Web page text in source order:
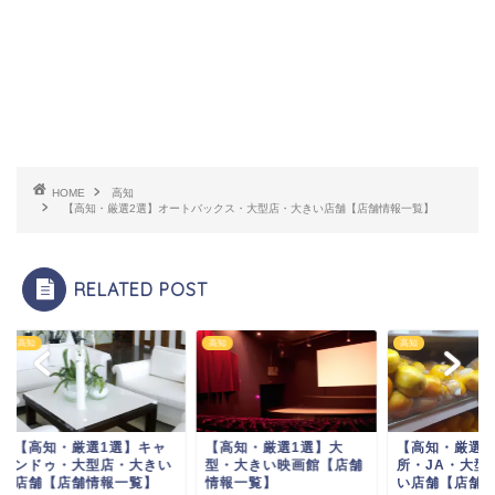
HOME
高知
【高知・厳選2選】オートバックス・大型店・大きい店舗【店舗情報一覧】
RELATED POST
知・厳選1選】キャ
ゥ・大型店・大きい
【店舗情報一覧】
高知
【高知・厳選1選】大
型・大きい映画館【店舗
情報一覧】
高知
【高知・厳選4選】
所・JA・大型店・
い店舗【店舗情報一